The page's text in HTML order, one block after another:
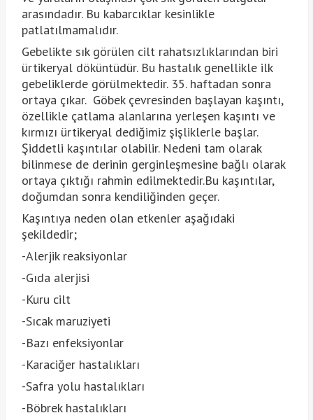
arasındadır. Bu kabarcıklar kesinlikle
patlatılmamalıdır.
Gebelikte sık görülen cilt rahatsızlıklarından biri
ürtikeryal döküntüdür. Bu hastalık genellikle ilk
gebeliklerde görülmektedir. 35. haftadan sonra
ortaya çıkar. Göbek çevresinden başlayan kaşıntı,
özellikle çatlama alanlarına yerleşen kaşıntı ve
kırmızı ürtikeryal dediğimiz şişliklerle başlar.
Şiddetli kaşıntılar olabilir. Nedeni tam olarak
bilinmese de derinin gerginleşmesine bağlı olarak
ortaya çıktığı rahmin edilmektedir.Bu kaşıntılar,
doğumdan sonra kendiliğinden geçer.
Kaşıntıya neden olan etkenler aşağıdaki
şekildedir;
-Alerjik reaksiyonlar
-Gıda alerjisi
-Kuru cilt
-Sıcak maruziyeti
-Bazı enfeksiyonlar
-Karaciğer hastalıkları
-Safra yolu hastalıkları
-Böbrek hastalıkları